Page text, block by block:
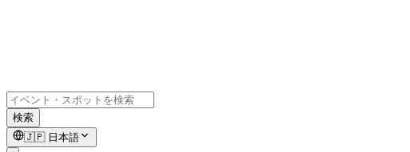
検索
🇯🇵 日本語